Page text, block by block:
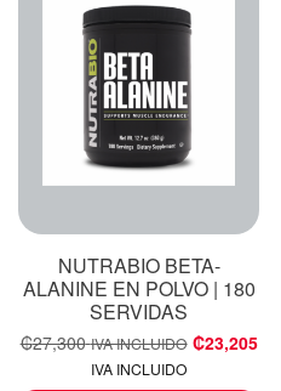
NUTRABIO BETA-
ALANINE EN POLVO | 180
SERVIDAS
₡27,300 IVA INCLUIDO ₡23,205
IVA INCLUIDO